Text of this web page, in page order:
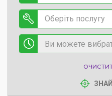
Оберіть послугу